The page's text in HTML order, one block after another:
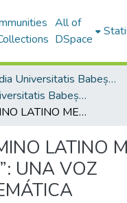
All of
DSpace
Studia Universitatis Babeș-Bolyai Collection
Studia Universitatis Babeș-Bolyai Philologia
EL TÉRMINO LATINO MEDIEVAL “FERTO”: UNA VOZ PROBLEMÁTICA
LATINO
UNA VOZ